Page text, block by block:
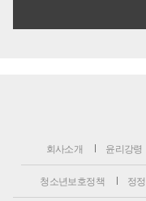
회사소개 윤리강령
청소년보호정책 정